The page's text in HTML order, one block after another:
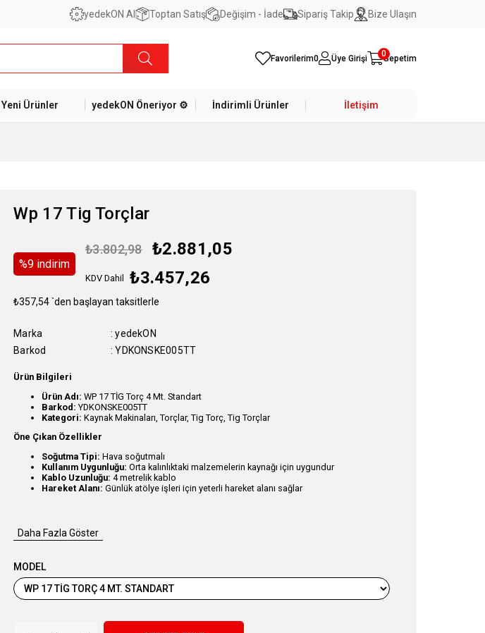
yedekON AI Toptan Satış Değişim - İade Sipariş Takip Bize Ulaşın
Favorilerim0 Üye Girişi Sepetim
0
Yeni Ürünler yedekON Öneriyor ⚙️ İndirimli Ürünler İletişim
Wp 17 Tig Torçlar
%9 i̇ndirim
₺3.802,98 ₺2.881,05
KDV Dahil ₺3.457,26
₺357,54`den başlayan taksitlerle
Marka : yedekON
Barkod
: YDKONSKE005TT
Ürün Bilgileri
Ürün Adı: WP 17 TİG Torç 4 Mt. Standart
Barkod: YDKONSKE005TT
Kategori: Kaynak Makinaları, Torçlar, Tig Torç, Tig Torçlar
Öne Çıkan Özellikler
Soğutma Tipi: Hava soğutmalı
Kullanım Uygunluğu: Orta kalınlıktaki malzemelerin kaynağı için uygundur
Kablo Uzunluğu: 4 metrelik kablo
Hareket Alanı: Günlük atölye işleri için yeterli hareket alanı sağlar
Daha Fazla Göster
MODEL